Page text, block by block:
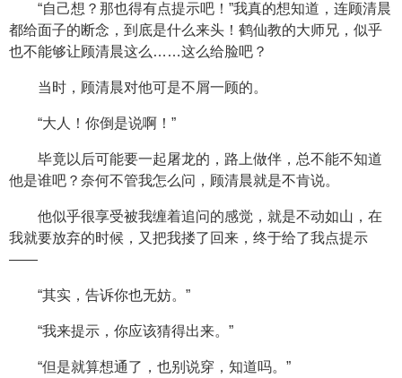
“自己想？那也得有点提示吧！”我真的想知道，连顾清晨
都给面子的断念，到底是什么来头！鹤仙教的大师兄，似乎
也不能够让顾清晨这么……这么给脸吧？
当时，顾清晨对他可是不屑一顾的。
“大人！你倒是说啊！”
毕竟以后可能要一起屠龙的，路上做伴，总不能不知道
他是谁吧？奈何不管我怎么问，顾清晨就是不肯说。
他似乎很享受被我缠着追问的感觉，就是不动如山，在
我就要放弃的时候，又把我搂了回来，终于给了我点提示
——
“其实，告诉你也无妨。”
“我来提示，你应该猜得出来。”
“但是就算想通了，也别说穿，知道吗。”